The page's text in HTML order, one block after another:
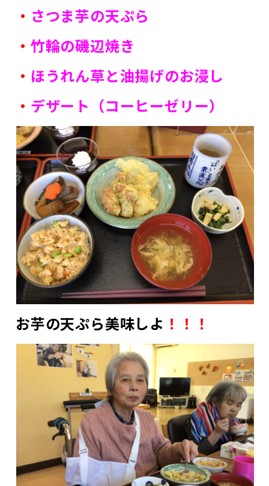
・ さつま芋の天ぷら
・ 竹輪の磯辺焼き
・ ほうれん草と油揚げのお浸し
・ デザート（コーヒーゼリー）
お芋の天ぷら美味しよ ！！！